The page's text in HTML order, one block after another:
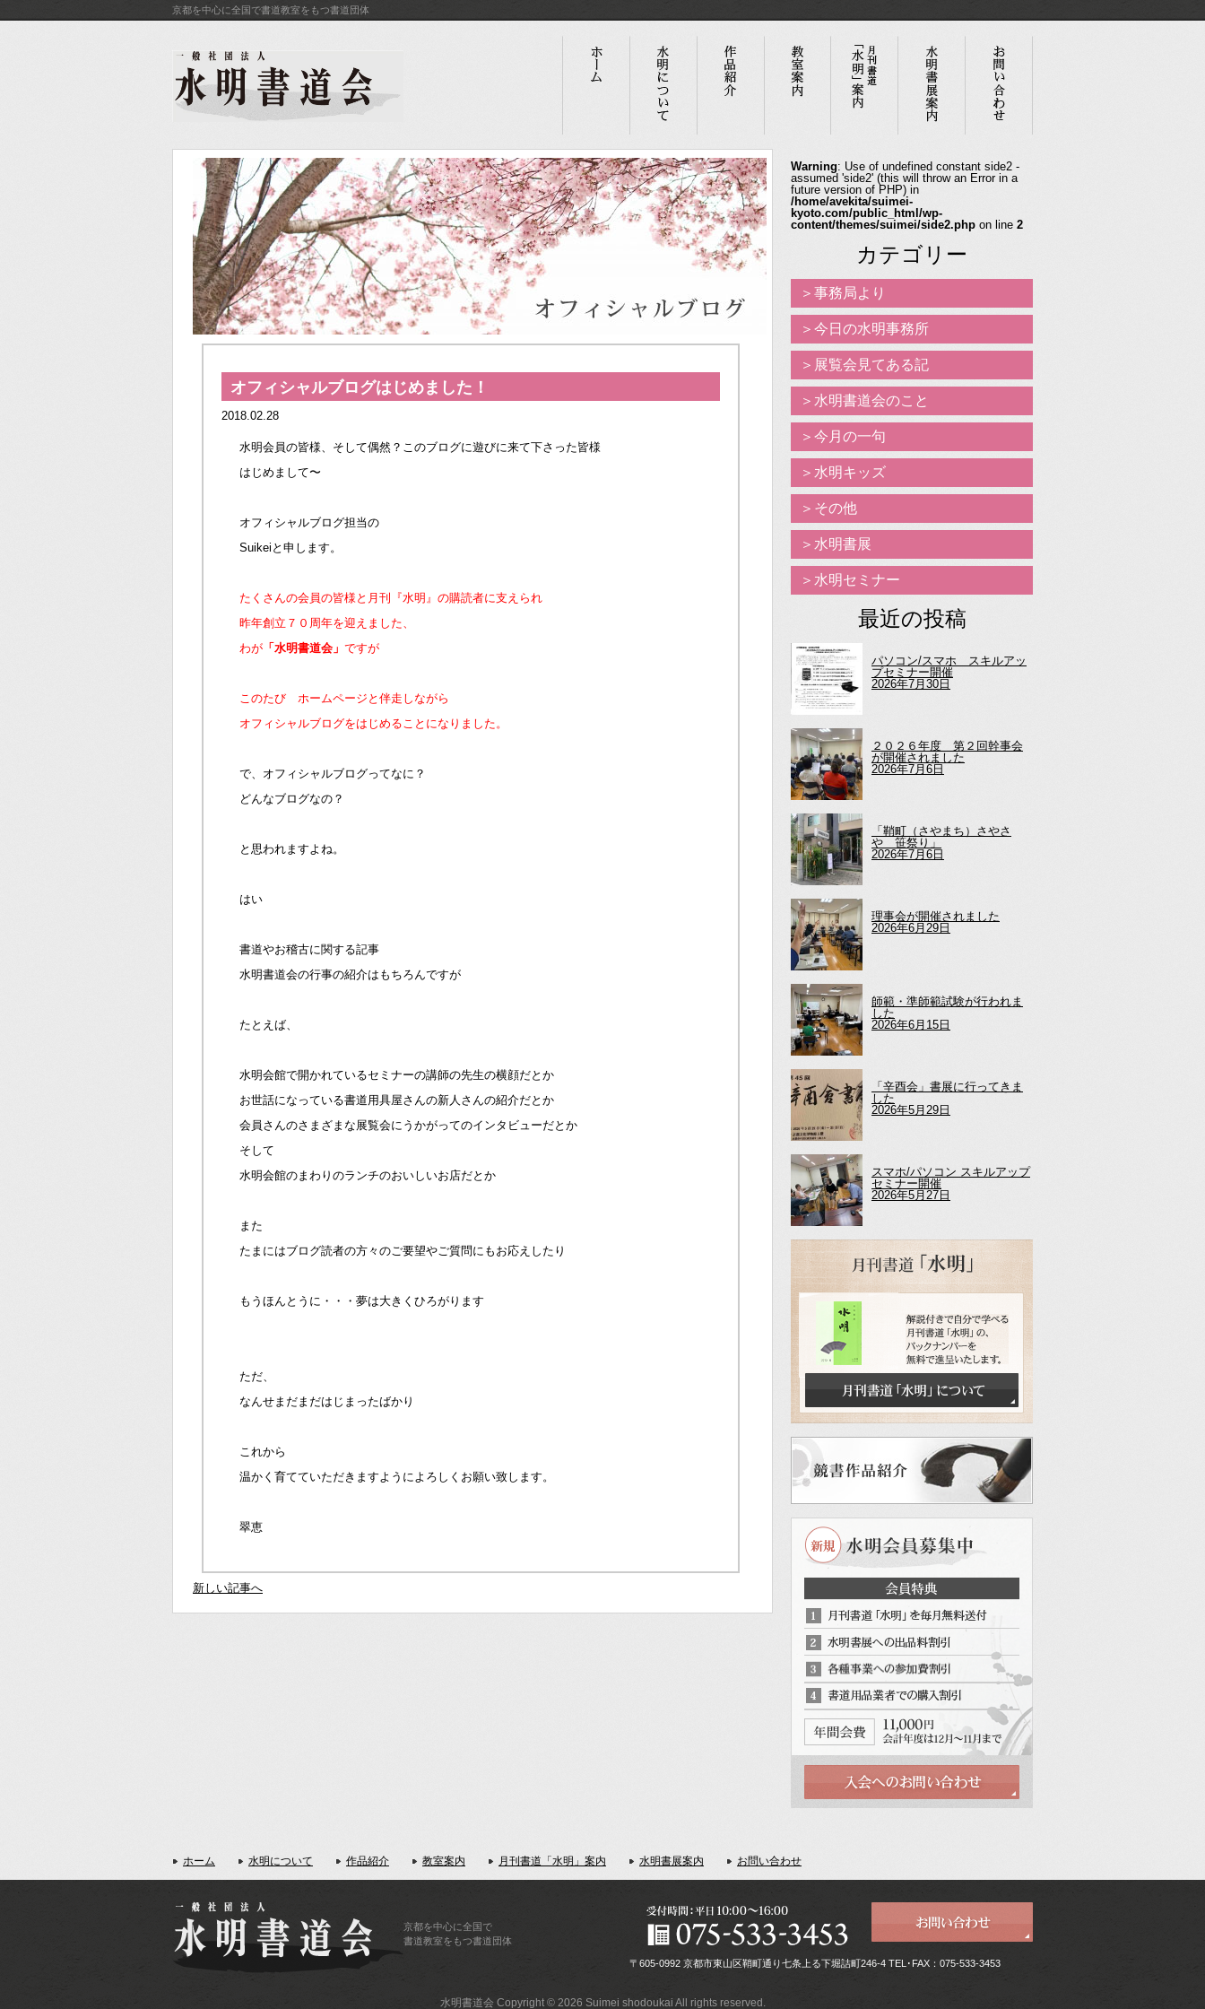
京都を中心に全国で書道教室をもつ書道団体
オフィシャルブログはじめました！
2018.02.28
水明会員の皆様、そして偶然？このブログに遊びに来て下さった皆様
はじめまして〜
オフィシャルブログ担当の
Suikeiと申します。
たくさんの会員の皆様と月刊『水明』の購読者に支えられ
昨年創立７０周年を迎えました、
わが 「水明書道会」 ですが
このたび ホームページと伴走しながら
オフィシャルブログをはじめることになりました。
で、オフィシャルブログってなに？
どんなブログなの？
と思われますよね。
はい
書道やお稽古に関する記事
水明書道会の行事の紹介はもちろんですが
たとえば、
水明会館で開かれているセミナーの講師の先生の横顔だとか
お世話になっている書道用具屋さんの新人さんの紹介だとか
会員さんのさまざまな展覧会にうかがってのインタビューだとか
そして
水明会館のまわりのランチのおいしいお店だとか
また
たまにはブログ読者の方々のご要望やご質問にもお応えしたり
もうほんとうに・・・夢は大きくひろがります
ただ、
なんせまだまだはじまったばかり
これから
温かく育てていただきますようによろしくお願い致します。
翠恵
新しい記事へ
Warning: Use of undefined constant side2 -
assumed 'side2' (this will throw an Error in a
future version of PHP) in
/home/avekita/suimei-
kyoto.com/public_html/wp-
content/themes/suimei/side2.php on line 2
カテゴリー
事務局より
今日の水明事務所
展覧会見てある記
水明書道会のこと
今月の一句
水明キッズ
その他
水明書展
水明セミナー
最近の投稿
パソコン/スマホ スキルアッ
プセミナー開催
2026年7月30日
２０２６年度 第２回幹事会
が開催されました
2026年7月6日
「鞘町（さやまち）さやさ
や 笹祭り」
2026年7月6日
理事会が開催されました
2026年6月29日
師範・準師範試験が行われま
した
2026年6月15日
「辛酉会」書展に行ってきま
した
2026年5月29日
スマホ/パソコン スキルアップ
セミナー開催
2026年5月27日
ホーム 水明について 作品紹介 教室案内 月刊書道「水明」案内 水明書展案内 お問い合わせ
京都を中心に全国で
書道教室をもつ書道団体
〒605-0992 京都市東山区鞘町通り七条上る下堀詰町246-4 TEL･FAX：075-533-3453
水明書道会 Copyright © 2026 Suimei shodoukai All rights reserved.